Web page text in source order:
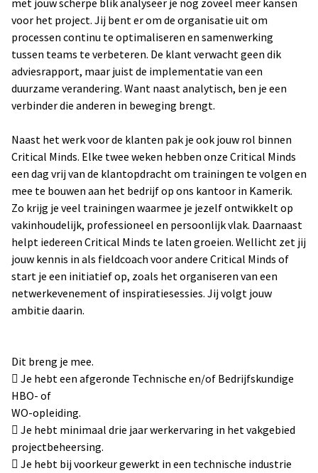
met jouw scherpe blik analyseer je nog zoveel meer kansen
voor het project. Jij bent er om de organisatie uit om
processen continu te optimaliseren en samenwerking
tussen teams te verbeteren. De klant verwacht geen dik
adviesrapport, maar juist de implementatie van een
duurzame verandering. Want naast analytisch, ben je een
verbinder die anderen in beweging brengt.
Naast het werk voor de klanten pak je ook jouw rol binnen
Critical Minds. Elke twee weken hebben onze Critical Minds
een dag vrij van de klantopdracht om trainingen te volgen en
mee te bouwen aan het bedrijf op ons kantoor in Kamerik.
Zo krijg je veel trainingen waarmee je jezelf ontwikkelt op
vakinhoudelijk, professioneel en persoonlijk vlak. Daarnaast
helpt iedereen Critical Minds te laten groeien. Wellicht zet jij
jouw kennis in als fieldcoach voor andere Critical Minds of
start je een initiatief op, zoals het organiseren van een
netwerkevenement of inspiratiesessies. Jij volgt jouw
ambitie daarin.
Dit breng je mee.
 Je hebt een afgeronde Technische en/of Bedrijfskundige
HBO- of
WO-opleiding.
 Je hebt minimaal drie jaar werkervaring in het vakgebied
projectbeheersing.
 Je hebt bij voorkeur gewerkt in een technische industrie